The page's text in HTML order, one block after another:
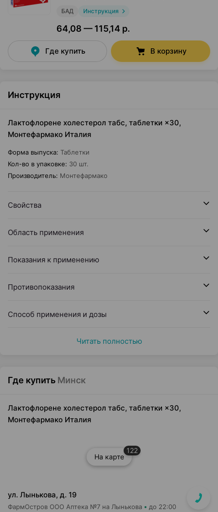
БАД Инструкция
64,08 — 115,14 р.
Где купить В корзину
Инструкция
Лактофлорене холестерол табс, таблетки ×30,
Монтефармако Италия
Форма выпуска: Таблетки
Кол-во в упаковке: 30 шт.
Производитель: Монтефармако
Свойства
Область применения
Показания к применению
Противопоказания
Способ применения и дозы
Читать полностью
Где купить Минск
Лактофлорене холестерол табс, таблетки ×30,
Монтефармако Италия
На карте
122
ул. Лынькова, д. 19
ФармОстров ООО Аптека №7 на Лынькова до 22:00